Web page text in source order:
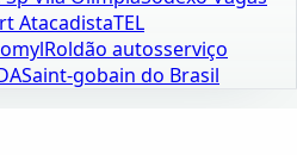
AtacadistaTEL
Roldão autosserviço
Saint-gobain do Brasil